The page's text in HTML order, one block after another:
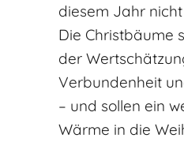
diesem Jahr
Die Christbäume
der
Verbundenheit
– und sollen ein
Wärme in die